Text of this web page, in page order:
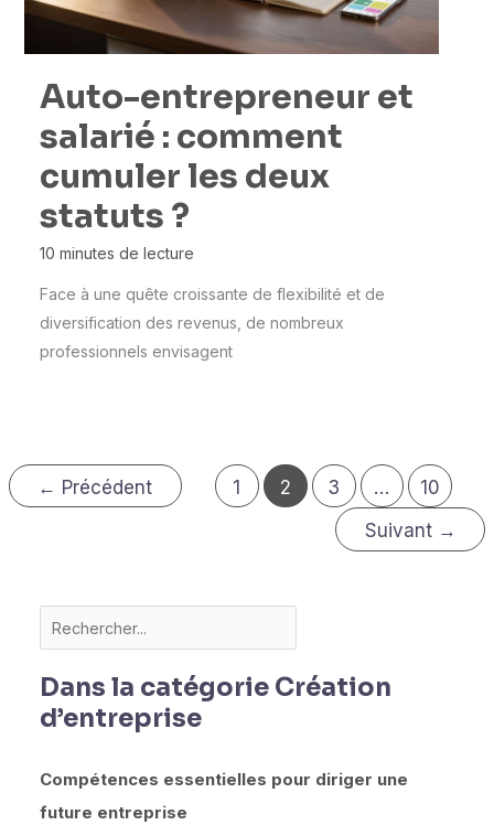
Auto-entrepreneur et
salarié : comment
cumuler les deux
statuts ?
10 minutes de lecture
Face à une quête croissante de flexibilité et de
diversification des revenus, de nombreux
professionnels envisagent
← Précédent 1 2 3 …
10
Suivant →
Dans la catégorie Création
d’entreprise
Compétences essentielles pour diriger une
future entreprise